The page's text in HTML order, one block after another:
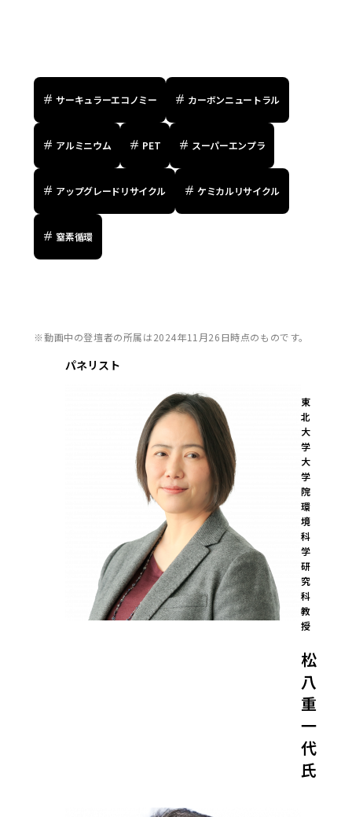
サーキュラーエコノミー カーボンニュートラル
アルミニウム PET スーパーエンプラ
アップグレードリサイクル ケミカルリサイクル
窒素循環
※動画中の登壇者の所属は2024年11月26日時点のものです。
パネリスト
東
北
大
学
大
学
院
環
境
科
学
研
究
科
教
授
松
八
重
一
代
氏